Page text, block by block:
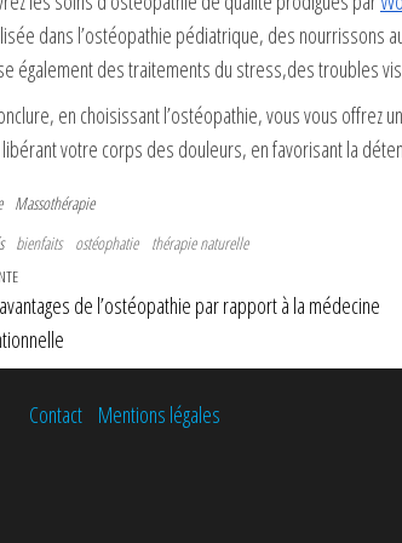
dans l’ostéopathie pédiatrique, des nourrissons
également des traitements du stress,des troubles
en choisissant l’ostéopathie, vous vous
votre corps des douleurs, en favorisant la
Massothérapie
bienfaits ostéophatie thérapie naturelle
de l’article
de l’ostéopathie par rapport à la médecine
Contact Mentions légales